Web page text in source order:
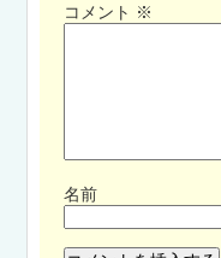
コメント ※
名前